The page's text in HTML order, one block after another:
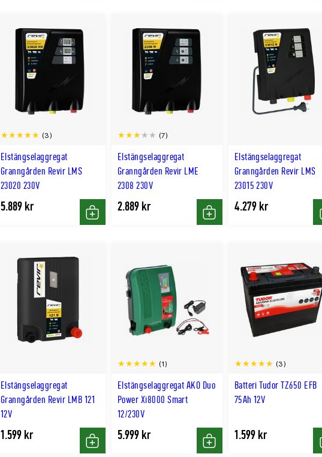
Elstängselaggregat
Granngården Revir LMS
23020 230V
(3)
5.889 kr
Köp
Elstängselaggregat
Granngården Revir LME
2308 230V
(7)
2.889 kr
Köp
Elstängselaggregat
Granngården Revir LMS
23015 230V
4.279 kr
Elstängselaggregat
Granngården Revir LMB 121
12V
1.599 kr
Köp
Elstängselaggregat AKO Duo
Power Xi8000 Smart
12/230V
(1)
5.999 kr
Köp
Batteri Tudor TZ650 EFB
75Ah 12V
(3)
1.599 kr